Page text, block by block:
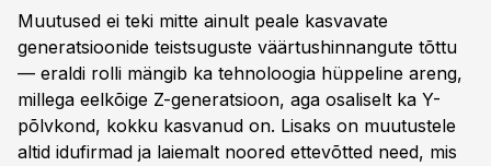
Muutused ei teki mitte ainult peale kasvavate
generatsioonide teistsuguste väärtushinnangute tõttu
— eraldi rolli mängib ka tehnoloogia hüppeline areng,
millega eelkõige Z-generatsioon, aga osaliselt ka Y-
põlvkond, kokku kasvanud on. Lisaks on muutustele
altid idufirmad ja laiemalt noored ettevõtted need, mis